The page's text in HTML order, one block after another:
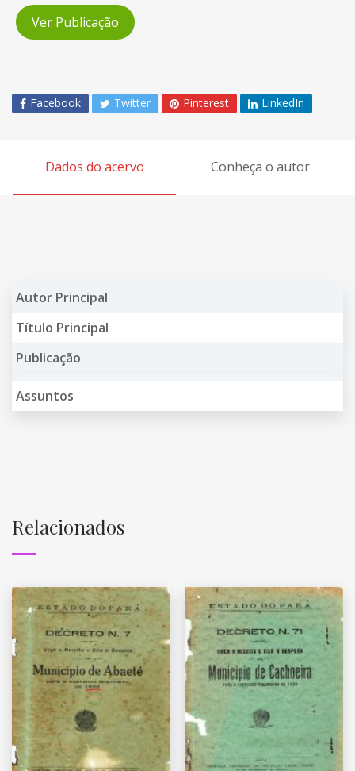
Ver Publicação
Facebook Twitter Pinterest LinkedIn
Dados do acervo Conheça o autor
Autor Principal
Título Principal
Publicação
Assuntos
Relacionados